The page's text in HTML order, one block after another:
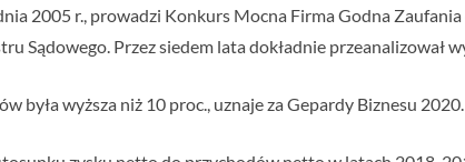
2005 r., prowadzi Konkurs Mocna Firma Godna
Sądowego. Przez siedem lata dokładnie przeanalizował
była wyższa niż 10 proc., uznaje za Gepardy Biznesu 2020.